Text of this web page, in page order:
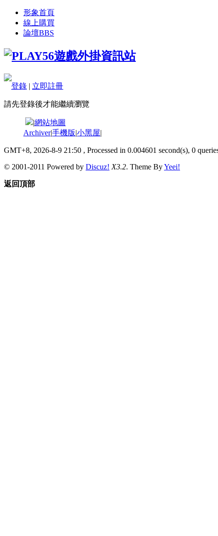
形象首頁
線上購買
論壇BBS
登錄 | 立即註冊
請先登錄後才能繼續瀏覽
|網站地圖
Archiver|手機版|小黑屋|
GMT+8, 2026-8-9 21:50 , Processed in 0.004601 second(s), 0
© 2001-2011 Powered by Discuz! X3.2. Theme ByYeei!
返回頂部